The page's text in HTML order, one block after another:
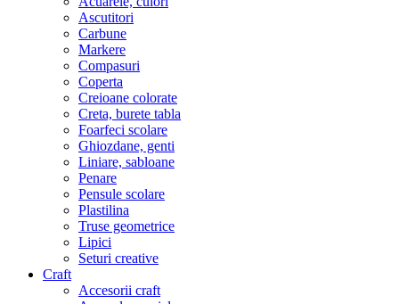
Ascutitori
Carbune
Markere
Compasuri
Coperta
Creioane colorate
Creta, burete tabla
Foarfeci scolare
Ghiozdane, genti
Liniare, sabloane
Penare
Pensule scolare
Plastilina
Truse geometrice
Lipici
Seturi creative
Craft
Accesorii craft